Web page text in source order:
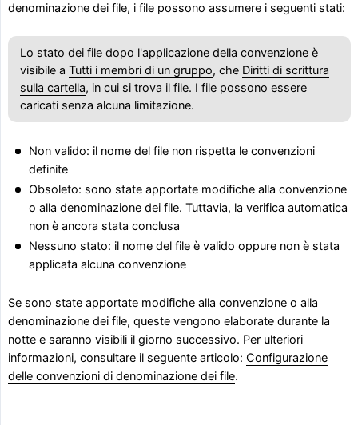
denominazione dei file, i file possono assumere i seguenti stati:
Lo stato dei file dopo l'applicazione della convenzione è
visibile a Tutti i membri di un gruppo, che Diritti di scrittura
sulla cartella, in cui si trova il file. I file possono essere
caricati senza alcuna limitazione.
Non valido: il nome del file non rispetta le convenzioni
definite
Obsoleto: sono state apportate modifiche alla convenzione
o alla denominazione dei file. Tuttavia, la verifica automatica
non è ancora stata conclusa
Nessuno stato: il nome del file è valido oppure non è stata
applicata alcuna convenzione
Se sono state apportate modifiche alla convenzione o alla
denominazione dei file, queste vengono elaborate durante la
notte e saranno visibili il giorno successivo. Per ulteriori
informazioni, consultare il seguente articolo: Configurazione
delle convenzioni di denominazione dei file.